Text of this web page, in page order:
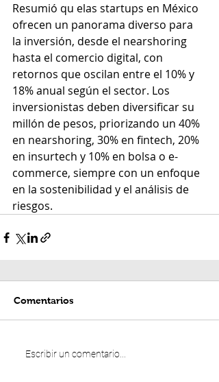
Resumió qu elas startups en México
ofrecen un panorama diverso para
la inversión, desde el nearshoring
hasta el comercio digital, con
retornos que oscilan entre el 10% y
18% anual según el sector. Los
inversionistas deben diversificar su
millón de pesos, priorizando un 40%
en nearshoring, 30% en fintech, 20%
en insurtech y 10% en bolsa o e-
commerce, siempre con un enfoque
en la sostenibilidad y el análisis de
riesgos.
Comentarios
Escribir un comentario...